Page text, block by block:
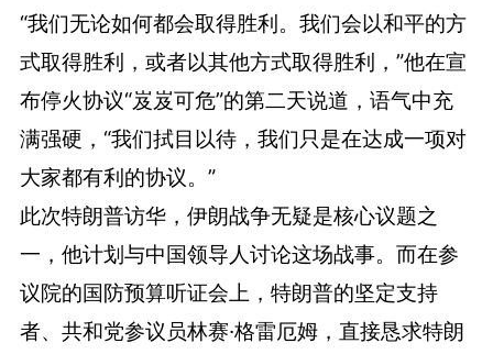
“我们无论如何都会取得胜利。我们会以和平的方
式取得胜利，或者以其他方式取得胜利，”他在宣
布停火协议“岌岌可危”的第二天说道，语气中充
满强硬，“我们拭目以待，我们只是在达成一项对
大家都有利的协议。”
此次特朗普访华，伊朗战争无疑是核心议题之
一，他计划与中国领导人讨论这场战事。而在参
议院的国防预算听证会上，特朗普的坚定支持
者、共和党参议员林赛·格雷厄姆，直接恳求特朗